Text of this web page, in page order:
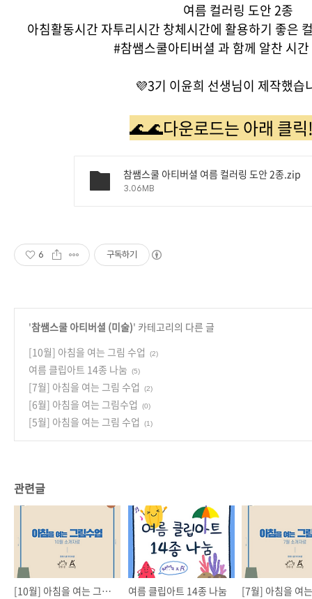
여름 컬러링 도안 2종
아침활동시간 자투리시간 창체시간에 활용하기 좋은
#참쌤스쿨아티버셜 과 함께 알찬 시
💜3기 이윤희 선생님이 제작했습
🌊🌊다운로드는 아래 클
참쌤스쿨 아티버셜 여름 컬러링 도안 2종.zip
3.06MB
6 구독하기
'참쌤스쿨 아티버셜 (미술)' 카테고리의 다른 글
[10월] 아침을 여는 그림 수업
(2)
여름 클립아트 14종 나눔 (5)
[7월] 아침을 여는 그림 수업 (2)
[6월] 아침을 여는 그림수업 (0)
[5월] 아침을 여는 그림 수업 (1)
관련글
[10월] 아침을 여는 그림 수업 여름 클립아트 14종 나눔